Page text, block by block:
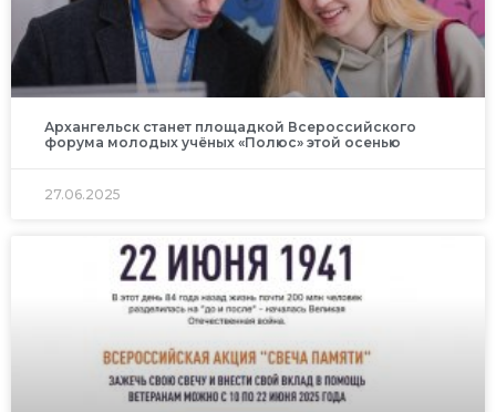
Архангельск станет площадкой Всероссийского
форума молодых учёных «Полюс» этой осенью
27.06.2025